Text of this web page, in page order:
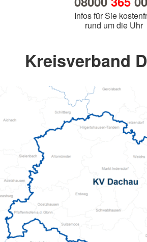
Infos für Sie
rund um die Uhr
Kreisverband